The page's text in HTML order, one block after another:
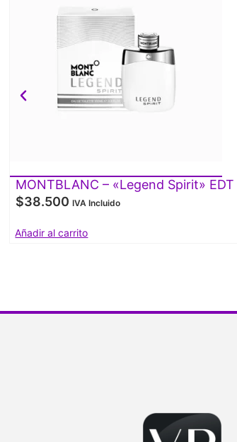
MONTBLANC – «Legend Spirit»
$38.500 IVA Incluido
Añadir al carrito